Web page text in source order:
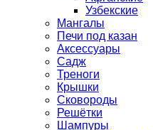
Узбекские
Мангалы
Печи под казан
Аксессуары
Садж
Треноги
Крышки
Сковороды
Решётки
Шампуры